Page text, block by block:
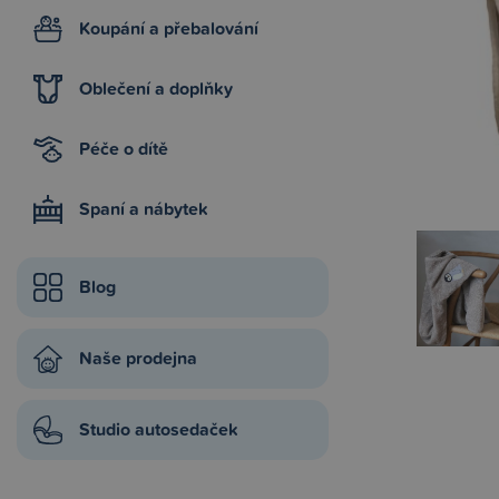
Koupání a přebalování
Oblečení a doplňky
Péče o dítě
Spaní a nábytek
Blog
Naše prodejna
Studio autosedaček